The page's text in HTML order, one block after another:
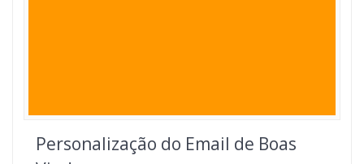
Personalização do Email de Boas